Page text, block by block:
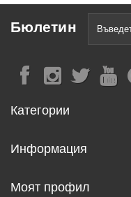
Бюлетин
Категории
Информация
Моят профил